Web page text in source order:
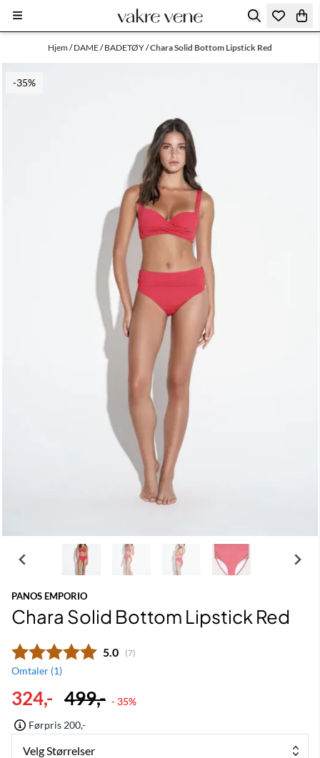
Hopp til innhold
Hjem/DAME/BADETØY/Chara Solid Bottom Lipstick Red
-35%
PANOS EMPORIO
Chara Solid Bottom Lipstick Red
Gjennomsnittskarakter:
5.0 (stemmer:
7)
Omtaler (1)
324,- 499,- - 35%
Førpris 200,-
Velg Størrelser